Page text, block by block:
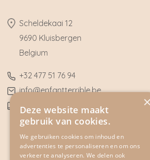
​Scheldekaai 12
9690 Kluisbergen
​Belgium
​+32 477 51 76 94
​info@enfantterrible.be
BE0636790746
Heeft u vragen? Wij helpen u
CONTACT
×
Deze website maakt
gebruik van cookies.
We gebruiken cookies om inhoud en
advertenties te personaliseren en om ons
verkeer te analyseren. We delen ook